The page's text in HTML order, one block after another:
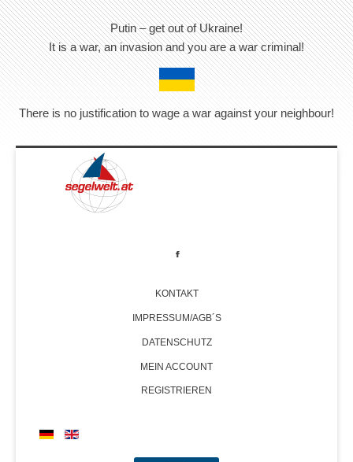
Putin – get out of Ukraine!
It is a war, an invasion and you are a war criminal!
There is no justification to wage a war against your neighbour!
KONTAKT
IMPRESSUM/AGB´S
DATENSCHUTZ
MEIN ACCOUNT
REGISTRIEREN